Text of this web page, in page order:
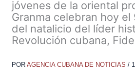
jóvenes de la oriental
Granma celebran hoy el
del natalicio del líder
Revolución cubana,
POR AGENCIA CUBANA DE NOTICIAS /